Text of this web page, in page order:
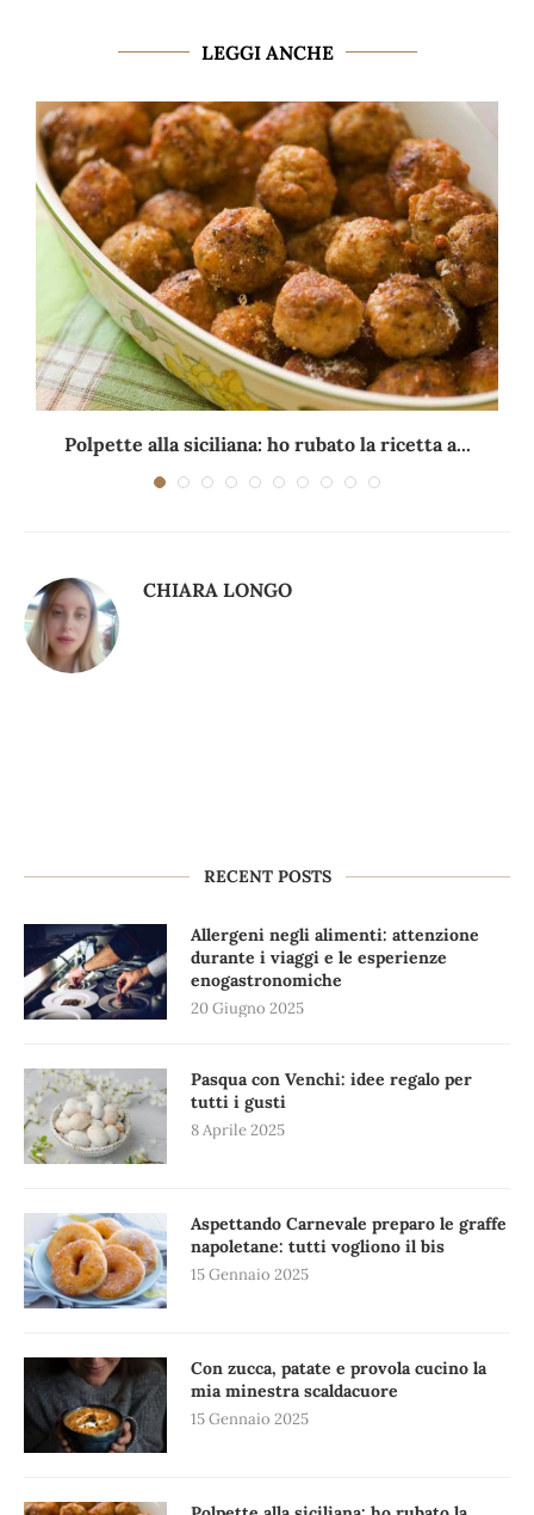
LEGGI ANCHE
Polpette alla siciliana: ho rubato la ricetta a...
CHIARA LONGO
RECENT POSTS
Allergeni negli alimenti: attenzione
durante i viaggi e le esperienze
enogastronomiche
20 Giugno 2025
Pasqua con Venchi: idee regalo per
tutti i gusti
8 Aprile 2025
Aspettando Carnevale preparo le graffe
napoletane: tutti vogliono il bis
15 Gennaio 2025
Con zucca, patate e provola cucino la
mia minestra scaldacuore
15 Gennaio 2025